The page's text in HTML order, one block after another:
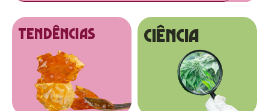
tendências Ciência